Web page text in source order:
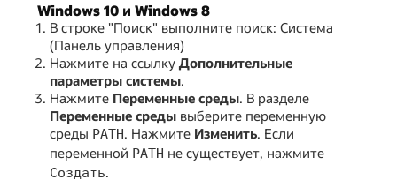
Windows 10 и Windows 8
В строке "Поиск" выполните поиск: Система
(Панель управления)
Нажмите на ссылку Дополнительные
параметры системы.
Нажмите Переменные среды. В разделе
Переменные средывыберите переменную
среды PATH. Нажмите Изменить. Если
переменной PATH не существует, нажмите
Создать.